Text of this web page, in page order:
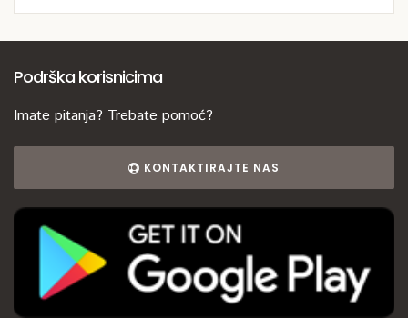
Podrška korisnicima
Imate pitanja? Trebate pomoć?
KONTAKTIRAJTE NAS